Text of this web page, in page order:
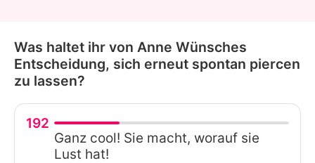
Was haltet ihr von Anne Wünsches
Entscheidung, sich erneut spontan piercen
zu lassen?
192
Ganz cool! Sie macht, worauf sie
Lust hat!